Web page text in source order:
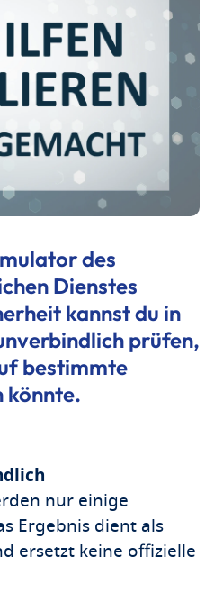
des
Dienstes
kannst du in
prüfen,
bestimmte
könnte.
nur einige
Ergebnis dient als
ersetzt keine offizielle